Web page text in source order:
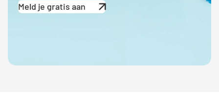
Meld je gratis aan